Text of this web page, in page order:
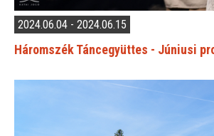
2024.06.04 - 2024.06.15
Háromszék Táncegyüttes - Júniusi